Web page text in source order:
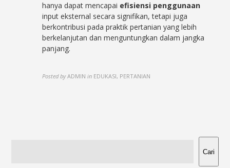
hanya dapat mencapai efisiensi penggunaan
input eksternal secara signifikan, tetapi juga
berkontribusi pada praktik pertanian yang lebih
berkelanjutan dan menguntungkan dalam jangka
panjang.
Posted by ADMIN in EDUKASI, PERTANIAN
Cari